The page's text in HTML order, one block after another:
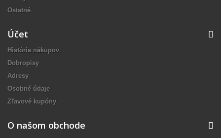
Ostatné
Účet
História nákupov
Dobropisy
Adresy
Osobné údaje
Zľavové kupóny
O našom obchode